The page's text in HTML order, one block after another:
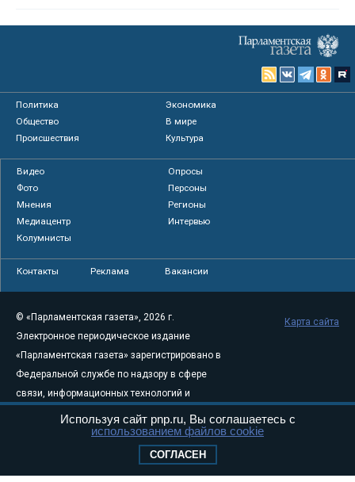
Политика
Экономика
Общество
В мире
Происшествия
Культура
Видео
Опросы
Фото
Персоны
Мнения
Регионы
Медиацентр
Интервью
Колумнисты
Контакты Реклама Вакансии
© «Парламентская газета», 2026 г.
Электронное периодическое издание
«Парламентская газета» зарегистрировано в
Федеральной службе по надзору в сфере
связи, информационных технологий и
августа 2011 года. 18+
Свидетельство о регистрации Эл № ФС77-
Карта сайта
Используя сайт pnp.ru, Вы соглашаетесь с
использованием файлов cookie
СОГЛАСЕН